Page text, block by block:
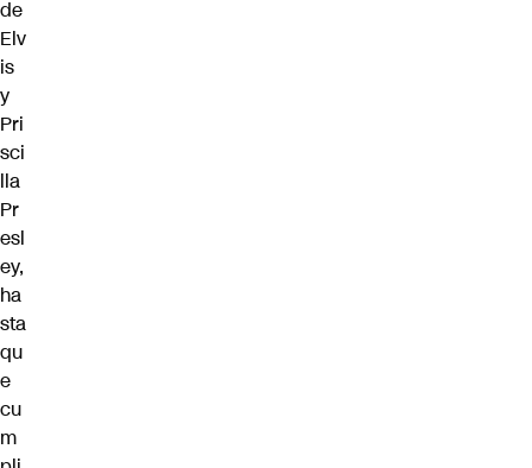
de
Elv
is
y
Pri
sci
lla
Pr
esl
ey,
ha
sta
qu
e
cu
m